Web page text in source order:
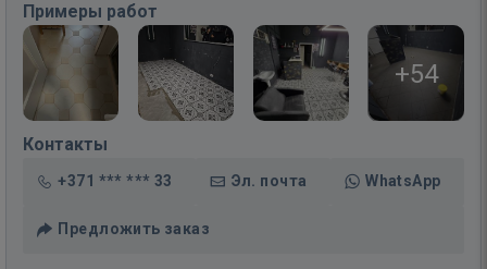
Примеры работ
+54
Контакты
+371 *** *** 33 Эл. почта WhatsApp
Предложить заказ